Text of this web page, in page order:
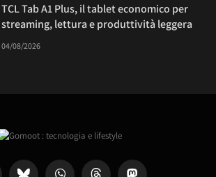
TCL Tab A1 Plus, il tablet economico per
streaming, lettura e produttività leggera
04/08/2026